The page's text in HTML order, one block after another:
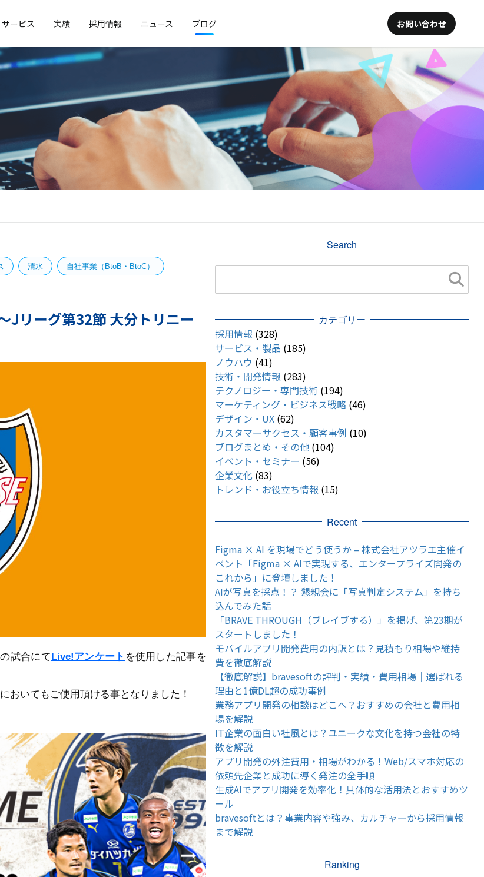
サービス 実績 採用情報 ニュース ブログ お問い合わせ
清水 自社事業（BtoB・BtoC）
リーグ第32節 大分トリニー
試合にてLive!アンケート を使用した記事を
おいてもご使用頂ける事となりました！
Search
カテゴリー
採用情報 (328)
サービス・製品 (185)
ノウハウ (41)
技術・開発情報 (283)
テクノロジー・専門技術 (194)
マーケティング・ビジネス戦略 (46)
デザイン・UX (62)
カスタマーサクセス・顧客事例 (10)
ブログまとめ・その他 (104)
イベント・セミナー (56)
企業文化 (83)
トレンド・お役立ち情報 (15)
Recent
Figma × AI を現場でどう使うか – 株式会社アツラエ主催イ
ベント「Figma × AIで実現する、エンタープライズ開発の
これから」に登壇しました！
AIが写真を採点！？ 懇親会に「写真判定システム」を持ち
込んでみた話
「BRAVE THROUGH（ブレイブする）」を掲げ、第23期が
スタートしました！
モバイルアプリ開発費用の内訳とは？見積もり相場や維持
費を徹底解説
【徹底解説】bravesoftの評判・実績・費用相場｜選ばれる
理由と1億DL超の成功事例
業務アプリ開発の相談はどこへ？おすすめの会社と費用相
場を解説
IT企業の面白い社風とは？ユニークな文化を持つ会社の特
徴を解説
アプリ開発の外注費用・相場がわかる！Web/スマホ対応の
依頼先企業と成功に導く発注の全手順
生成AIでアプリ開発を効率化！具体的な活用法とおすすめツ
ール
bravesoftとは？事業内容や強み、カルチャーから採用情報
まで解説
Ranking